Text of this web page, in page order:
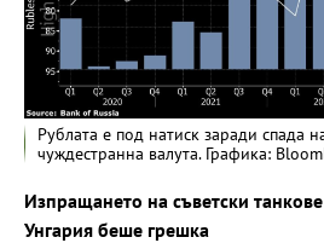
Рублата е под натиск заради спада
чуждестранна валута. Графика:
Изпращането на съветски
Унгария беше грешка